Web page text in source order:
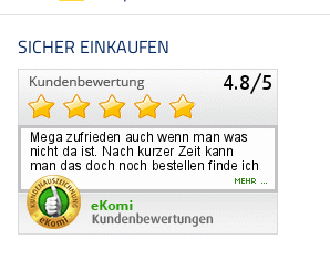
SICHER EINKAUFEN